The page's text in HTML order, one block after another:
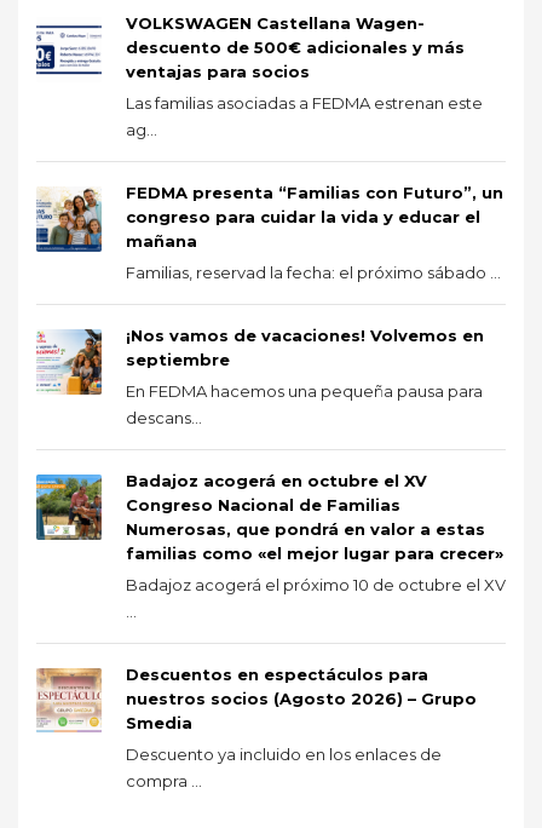
VOLKSWAGEN Castellana Wagen-
descuento de 500€ adicionales y más
ventajas para socios
Las familias asociadas a FEDMA estrenan este
ag...
FEDMA presenta “Familias con Futuro”, un
congreso para cuidar la vida y educar el
mañana
Familias, reservad la fecha: el próximo sábado ...
¡Nos vamos de vacaciones! Volvemos en
septiembre
En FEDMA hacemos una pequeña pausa para
descans...
Badajoz acogerá en octubre el XV
Congreso Nacional de Familias
Numerosas, que pondrá en valor a estas
familias como «el mejor lugar para crecer»
Badajoz acogerá el próximo 10 de octubre el XV
Descuentos en espectáculos para
nuestros socios (Agosto 2026) – Grupo
Smedia
Descuento ya incluido en los enlaces de
compra ...